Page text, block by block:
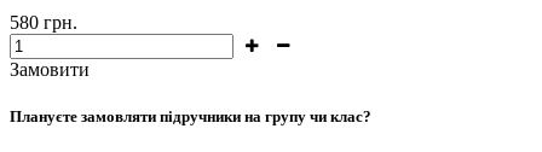
580 грн.
Замовити
Плануєте замовляти підручники на групу чи клас?